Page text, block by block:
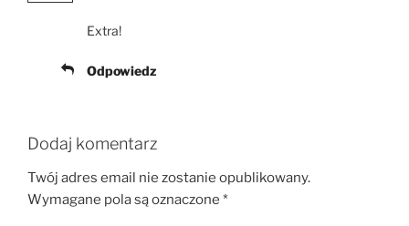
Extra!
Odpowiedz
Dodaj komentarz
Twój adres email nie zostanie opublikowany.
Wymagane pola są oznaczone *